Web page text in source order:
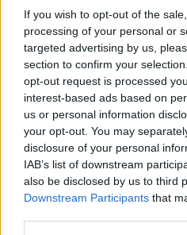
If you wish to opt-out of the
processing of your personal or
targeted advertising by us,
section to confirm your
opt-out request is processed
interest-based ads based on
us or personal information
your opt-out. You may
disclosure of your personal
IAB’s list of downstream
also be disclosed by us to third
Downstream Participants that